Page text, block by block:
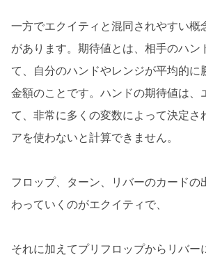
一方でエクイティと混同されやすい概
があります。期待値とは、相手のハン
て、自分のハンドやレンジが平均的に
金額のことです。ハンドの期待値は、
て、非常に多くの変数によって決定さ
アを使わないと計算できません。
フロップ、ターン、リバーのカードの
わっていくのがエクイティで、
それに加えてプリフロップからリバー